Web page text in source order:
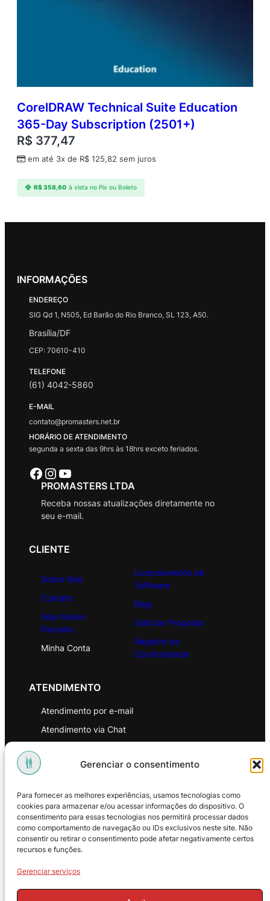
Gerenciar o consentimento
Para fornecer as melhores experiências, usamos tecnologias como
cookies para armazenar e/ou acessar informações do dispositivo. O
consentimento para essas tecnologias nos permitirá processar dados
como comportamento de navegação ou IDs exclusivos neste site. Não
consentir ou retirar o consentimento pode afetar negativamente certos
recursos e funções.
Gerenciar serviços
CorelDRAW Technical Suite Education
365-Day Subscription (2501+)
R$ 377,47
em até 3x de R$ 125,82 sem juros
R$358,60 à vista no Pix ou Boleto
INFORMAÇÕES
ENDEREÇO
SIG Qd 1, N505, Ed Barão do Rio Branco, SL 123, A50.
Brasília/DF
CEP: 70610-410
TELEFONE
(61) 4042-5860
E-MAIL
contato@promasters.net.br
HORÁRIO DE ATENDIMENTO
segunda a sexta das 9hrs às 18hrs exceto feriados.
Facebook Instagram Youtube
PROMASTERS LTDA
Receba nossas atualizações diretamente no
seu e-mail.
CLIENTE
Sobre Nós
Contato
Seja Nosso
Parceiro
Minha Conta
Licenciamento de
Software
Blog
Solicitar Proposta
Registro de
Oportunidade
ATENDIMENTO
Atendimento por e-mail
Atendimento via Chat
Política de Privacidade
Política de Troca e Devoluções
Política de Reembolso